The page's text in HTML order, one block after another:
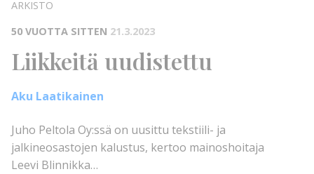
ARKISTO
50 VUOTTA SITTEN 21.3.2023
Liikkeitä uudistettu
Aku Laatikainen
Juho Peltola Oy:ssä on uusittu tekstiili- ja
jalkineosastojen kalustus, kertoo mainoshoitaja
Leevi Blinnikka…